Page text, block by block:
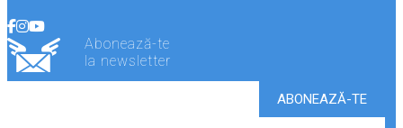
Abonează-te
la newsletter